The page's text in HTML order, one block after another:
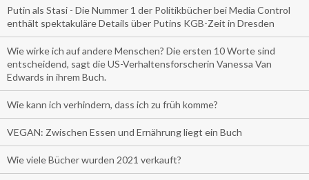
Putin als Stasi - Die Nummer 1 der Politikbücher bei Media Control
enthält spektakuläre Details über Putins KGB-Zeit in Dresden
Wie wirke ich auf andere Menschen? Die ersten 10 Worte sind
entscheidend, sagt die US-Verhaltensforscherin Vanessa Van
Edwards in ihrem Buch.
Wie kann ich verhindern, dass ich zu früh komme?
VEGAN: Zwischen Essen und Ernährung liegt ein Buch
Wie viele Bücher wurden 2021 verkauft?